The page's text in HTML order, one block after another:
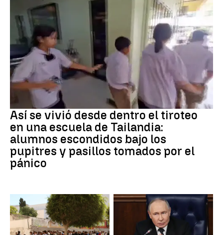
Así se vivió desde dentro el tiroteo
en una escuela de Tailandia:
alumnos escondidos bajo los
pupitres y pasillos tomados por el
pánico